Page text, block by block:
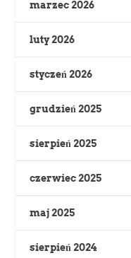
marzec 2026
luty 2026
styczeń 2026
grudzień 2025
sierpień 2025
czerwiec 2025
maj 2025
sierpień 2024